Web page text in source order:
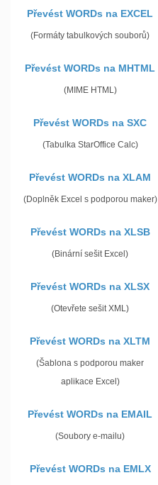
Převést WORDs na EXCEL
(Formáty tabulkových souborů)
Převést WORDs na MHTML
(MIME HTML)
Převést WORDs na SXC
(Tabulka StarOffice Calc)
Převést WORDs na XLAM
(Doplněk Excel s podporou maker)
Převést WORDs na XLSB
(Binární sešit Excel)
Převést WORDs na XLSX
(Otevřete sešit XML)
Převést WORDs na XLTM
(Šablona s podporou maker
aplikace Excel)
Převést WORDs na EMAIL
(Soubory e-mailu)
Převést WORDs na EMLX